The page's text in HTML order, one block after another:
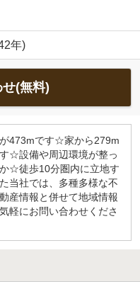
年)
(無料)
473mです☆家から279m
☆設備や周辺環境が整っ
☆徒歩10分圏内に立地す
当社では、多種多様な不
産情報と併せて地域情報
軽にお問い合わせくださ